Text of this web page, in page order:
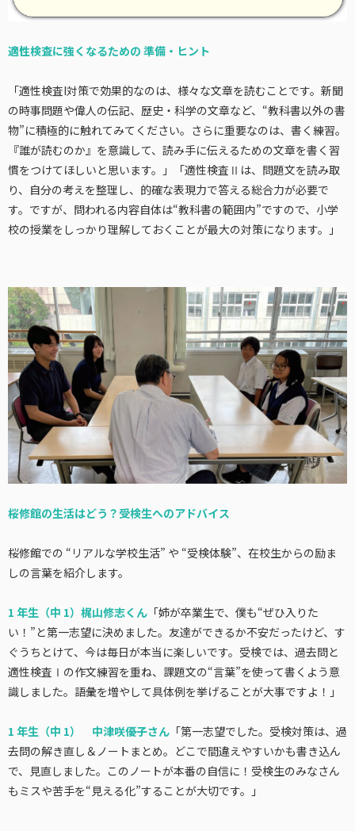
適性検査に強くなるための 準備・ヒント
「適性検査I対策で効果的なのは、様々な文章を読むことです。新聞
の時事問題や偉人の伝記、歴史・科学の文章など、“教科書以外の書
物”に積極的に触れてみてください。さらに重要なのは、書く練習。
『誰が読むのか』を意識して、読み手に伝えるための文章を書く習
慣をつけてほしいと思います。」「適性検査Ⅱは、問題文を読み取
り、自分の考えを整理し、的確な表現力で答える総合力が必要で
す。ですが、問われる内容自体は“教科書の範囲内”ですので、小学
校の授業をしっかり理解しておくことが最大の対策になります。」
桜修館の生活はどう？受検生へのアドバイス
桜修館での “リアルな学校生活” や “受検体験”、在校生からの励ま
しの言葉を紹介します。
1 年生（中 1）梶山修志くん 「姉が卒業生で、僕も“ぜひ入りた
い！”と第一志望に決めました。友達ができるか不安だったけど、す
ぐうちとけて、今は毎日が本当に楽しいです。受検では、過去問と
適性検査Ⅰの作文練習を重ね、課題文の“言葉”を使って書くよう意
識しました。語彙を増やして具体例を挙げることが大事ですよ！」
1 年生（中 1） 中津咲優子さん 「第一志望でした。受検対策は、過
去問の解き直し＆ノートまとめ。どこで間違えやすいかも書き込ん
で、見直しました。このノートが本番の自信に！受検生のみなさん
もミスや苦手を“見える化”することが大切です。」